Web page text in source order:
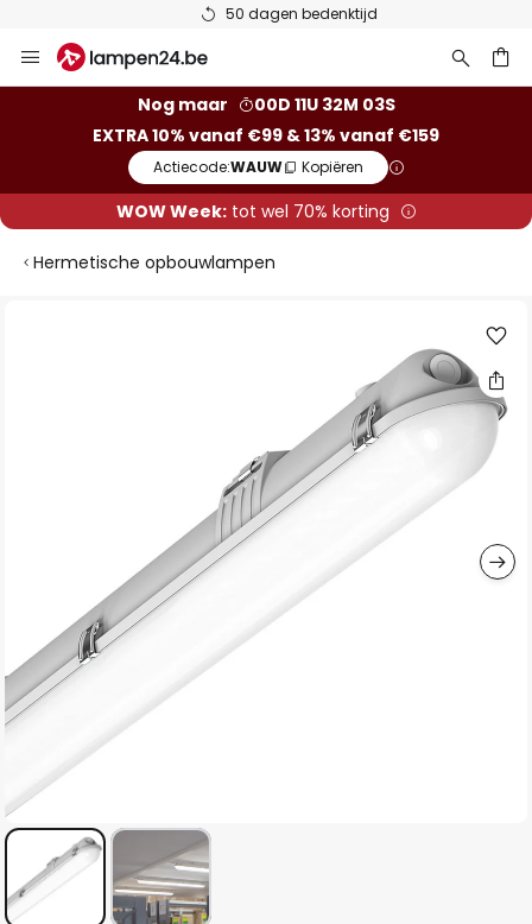
50 dagen bedenktijd
naar
Nog maar
00D 11U 32M 03S
EXTRA 10% vanaf €99 & 13% vanaf €159
Actiecode:WAUW Kopiëren
WOW Week:tot wel 70% korting
Hermetische opbouwlampen